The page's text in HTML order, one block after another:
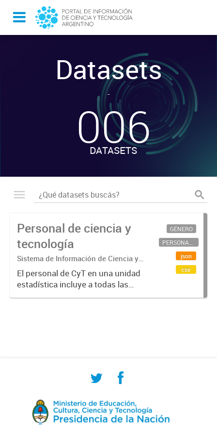
Datasets
-
006
DATASETS
Personal de ciencia y
tecnología
Sistema de Información de Ciencia y
Tecnología Argentino (SICYTAR)
El personal de CyT en una unidad
estadística incluye a todas las
personas involucradas
GÉNERO
PERSONAL CIENTÍFICO-TECNOLÓGICO
json
csv